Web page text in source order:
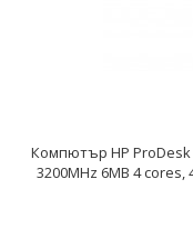
Компютър HP ProDesk
3200MHz 6MB 4 cores,